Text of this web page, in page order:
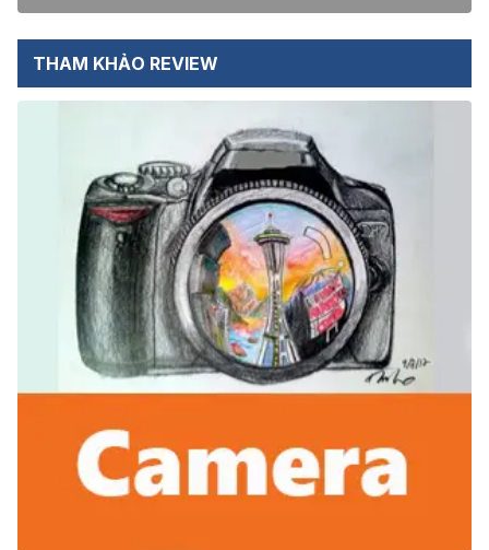
THAM KHẢO REVIEW